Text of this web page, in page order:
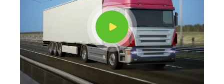
ЗАКАЗАТЬ